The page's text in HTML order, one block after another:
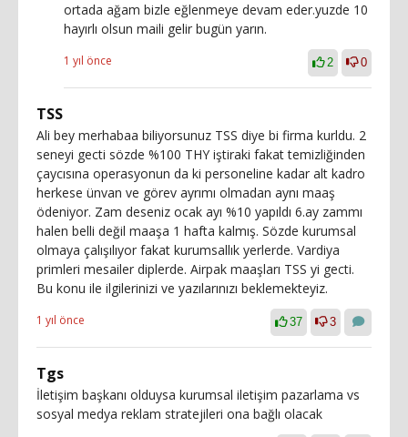
ortada ağam bizle eğlenmeye devam eder.yuzde 10
hayırlı olsun maili gelir bugün yarın.
1 yıl önce 2 0
TSS
Ali bey merhabaa biliyorsunuz TSS diye bi firma kurldu. 2
seneyi gecti sözde %100 THY iştiraki fakat temizliğinden
çaycısına operasyonun da ki personeline kadar alt kadro
herkese ünvan ve görev ayrımı olmadan aynı maaş
ödeniyor. Zam deseniz ocak ayı %10 yapıldı 6.ay zammı
halen belli değil maaşa 1 hafta kalmış. Sözde kurumsal
olmaya çalışılıyor fakat kurumsallık yerlerde. Vardiya
primleri mesailer diplerde. Airpak maaşları TSS yi gecti.
Bu konu ile ilgilerinizi ve yazılarınızı beklemekteyiz.
1 yıl önce 37 3
Tgs
İletişim başkanı olduysa kurumsal iletişim pazarlama vs
sosyal medya reklam stratejileri ona bağlı olacak